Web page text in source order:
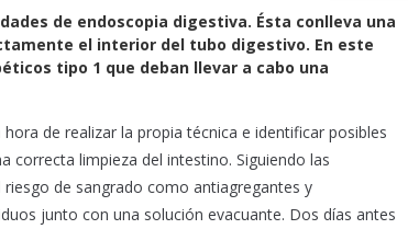
de endoscopia digestiva. Ésta conlleva una
el interior del tubo digestivo. En este
tipo 1 que deban llevar a cabo una
de realizar la propia técnica e identificar posibles
correcta limpieza del intestino. Siguiendo las
de sangrado como antiagregantes y
junto con una solución evacuante. Dos días antes